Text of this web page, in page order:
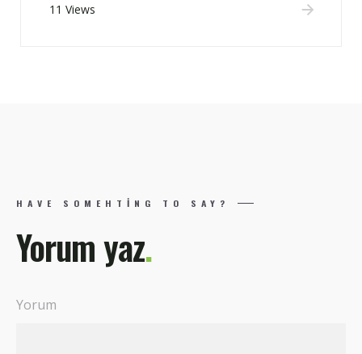
11 Views
HAVE SOMEHTING TO SAY?
Yorum yaz.
Yorum